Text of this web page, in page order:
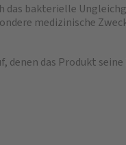
das bakterielle
medizinische
denen das Produkt